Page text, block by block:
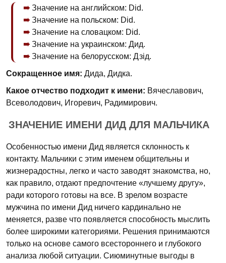
Значение на английском: Did.
Значение на польском: Did.
Значение на словацком: Did.
Значение на украинском: Дид.
Значение на белорусском: Дзід.
Сокращенное имя: Дида, Дидка.
Какое отчество подходит к имени: Вячеславович,
Всеволодович, Игоревич, Радимирович.
ЗНАЧЕНИЕ ИМЕНИ ДИД ДЛЯ МАЛЬЧИКА
Особенностью имени Дид является склонность к
контакту. Мальчики с этим именем общительны и
жизнерадостны, легко и часто заводят знакомства, но,
как правило, отдают предпочтение «лучшему другу»,
ради которого готовы на все. В зрелом возрасте
мужчина по имени Дид ничего кардинально не
меняется, разве что появляется способность мыслить
более широкими категориями. Решения принимаются
только на основе самого всестороннего и глубокого
анализа любой ситуации. Сиюминутные выгоды в